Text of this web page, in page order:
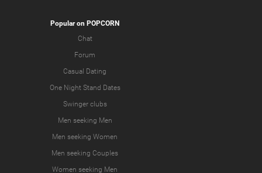
Popular on POPCORN
Chat
Forum
Casual Dating
One Night Stand Dates
Swinger clubs
Men seeking Men
Men seeking Women
Men seeking Couples
Women seeking Men